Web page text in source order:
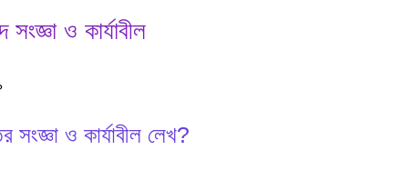
ও কার্যাবীল
ও কার্যাবীল লেখ?